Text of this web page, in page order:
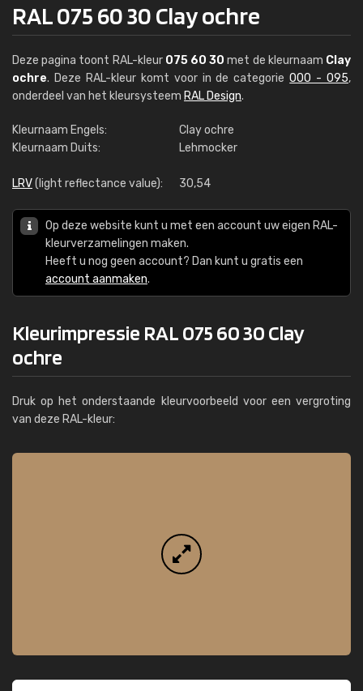
RAL 075 60 30 Clay ochre
Deze pagina toont RAL-kleur 075 60 30 met de kleurnaam Clay
ochre. Deze RAL-kleur komt voor in de categorie000 - 095,
onderdeel van het kleursysteem RAL Design.
Kleurnaam Engels:
Clay ochre
Kleurnaam Duits:
Lehmocker
LRV(light reflectance value): 30,54
Op deze website kunt u met een account uw eigen RAL-
kleurverzamelingen maken.
Heeft u nog geen account? Dan kunt u gratis een
account aanmaken.
Kleurimpressie RAL 075 60 30 Clay
ochre
Druk op het onderstaande kleurvoorbeeld voor een vergroting
van deze RAL-kleur: